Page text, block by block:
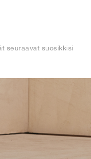
seuraavat suosikkisi